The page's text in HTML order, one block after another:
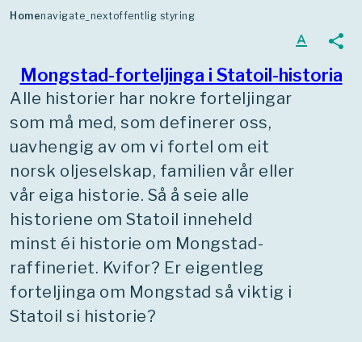
stortingsvalget i 1981 økte
pengestrømmen, gjennom en
reorganisering av selskapet –
den såkalte vingeklippingen.
Statoil våren 1974. Bare
etter
Hauge fikk
Statoil hvert
og ikke sitt
ikke lenger
Statoil. Det
Homenavigate_nextoffentlig styring
Mongstad-forteljinga i Statoil-historia
text_format share
Alle historier har nokre forteljingar
som må med, som definerer oss,
uavhengig av om vi fortel om eit
norsk oljeselskap, familien vår eller
vår eiga historie. Så å seie alle
historiene om Statoil inneheld
minst éi historie om Mongstad-
raffineriet. Kvifor? Er eigentleg
forteljinga om Mongstad så viktig i
Statoil si historie?